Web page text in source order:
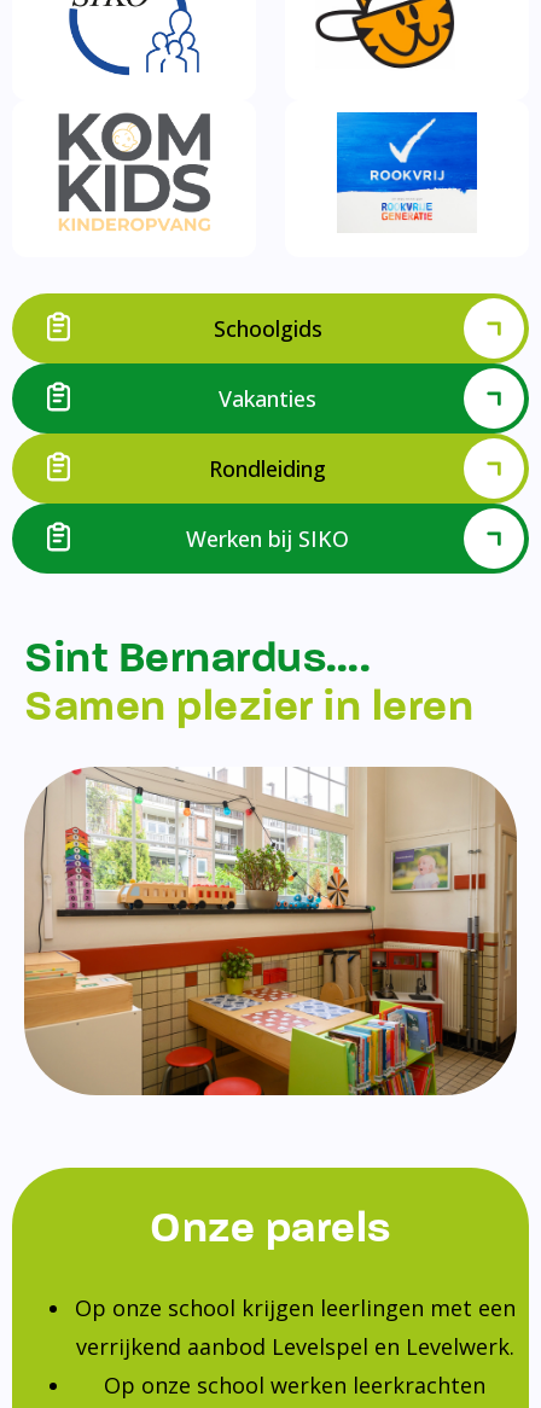
Schoolgids
Vakanties
Rondleiding
Werken bij SIKO
Sint Bernardus….
Samen plezier in leren
Onze parels
Op onze school krijgen leerlingen met een
verrijkend aanbod Levelspel en Levelwerk.
Op onze school werken leerkrachten